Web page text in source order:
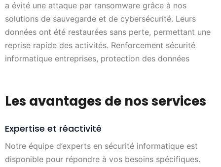
a évité une attaque par ransomware grâce à nos
solutions de sauvegarde et de cybersécurité. Leurs
données ont été restaurées sans perte, permettant une
reprise rapide des activités. Renforcement sécurité
informatique entreprises, protection des données
Les avantages de nos services
Expertise et réactivité
Notre équipe d’experts en sécurité informatique est
disponible pour répondre à vos besoins spécifiques.